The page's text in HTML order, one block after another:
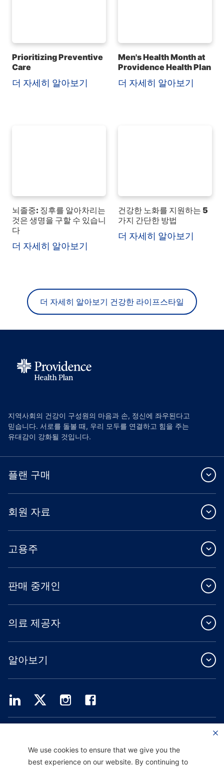
Prioritizing Preventive
Care
더 자세히 알아보기
Men's Health Month at
Providence Health Plan
더 자세히 알아보기
뇌졸중: 징후를 알아차리는
것은 생명을 구할 수 있습니
다
더 자세히 알아보기
건강한 노화를 지원하는 5
가지 간단한 방법
더 자세히 알아보기
더 자세히 알아보기 건강한 라이프스타일
지역사회의 건강이 구성원의 마음과 손, 정신에 좌우된다고
믿습니다. 서로를 돌볼 때, 우리 모두를 연결하고 힘을 주는
유대감이 강화될 것입니다.
플랜 구매
회원 자료
고용주
판매 중개인
의료 제공자
알아보기
Providence Health Assurance는 Medicare 및 Oregon Health Plan 계약을 체결한
은 계약 갱신에 따라 달라집니다.
We use cookies to ensure that we give you the
best experience on our website. By continuing to